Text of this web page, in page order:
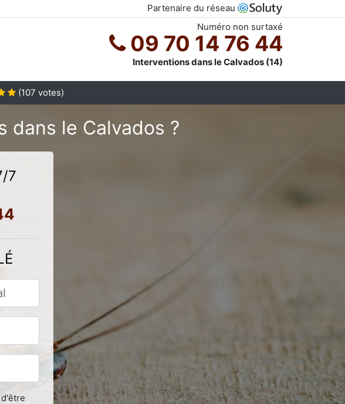
Partenaire du réseau
Numéro non surtaxé
09 70 14 76 44
Interventions dans le Calvados (14)
(107 votes)
dans le Calvados ?
7